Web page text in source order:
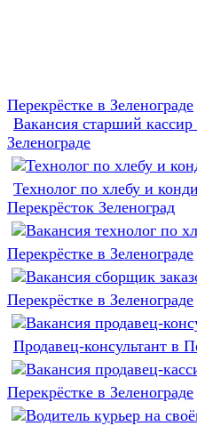
Перекрёстке в Зеленограде
Вакансия старший кассир
Зеленограде
Технолог по хлебу и
Перекрёсток Зеленоград
Перекрёстке в Зеленограде
Перекрёстке в Зеленограде
Продавец-консультант в
Перекрёстке в Зеленограде